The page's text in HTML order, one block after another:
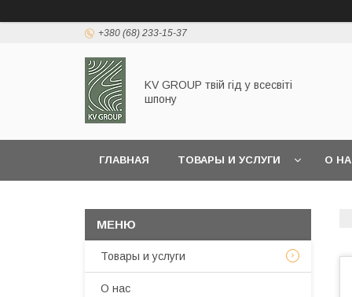
+380 (68) 233-15-37
KV GROUP твій гід у всесвіті
шпону
ГЛАВНАЯ ТОВАРЫ И УСЛУГИ О
Товары и услуги
О нас